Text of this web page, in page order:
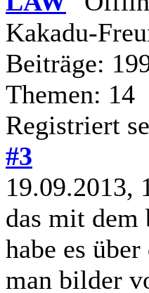
Kakadu-
Beiträge:
Themen: 14
Registriert
#3
19.09.2013,
das mit
habe es
man bilder